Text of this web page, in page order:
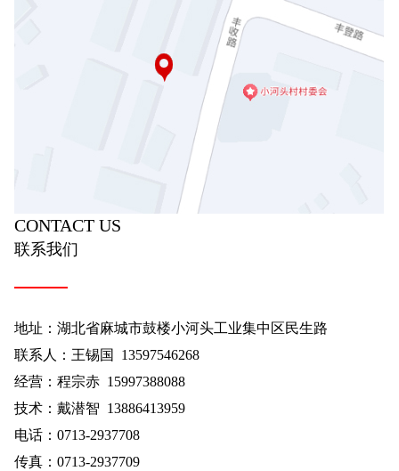
CONTACT US
联系我们
地址：湖北省麻城市鼓楼小河头工业集中区民生路
联系人：王锡国 13597546268
经营：程宗赤 15997388088
技术：戴潜智 13886413959
电话：0713-2937708
传真：0713-2937709